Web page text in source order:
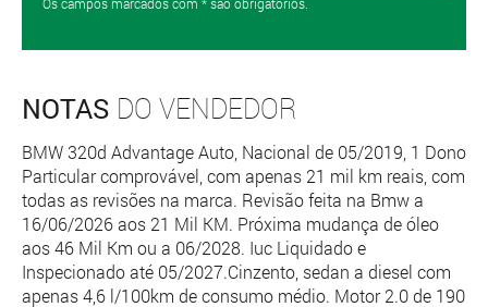
Os campos marcados com * são obrigatórios.
NOTAS DO VENDEDOR
BMW 320d Advantage Auto, Nacional de 05/2019, 1 Dono
Particular comprovável, com apenas 21 mil km reais, com
todas as revisões na marca. Revisão feita na Bmw a
16/06/2026 aos 21 Mil KM. Próxima mudança de óleo
aos 46 Mil Km ou a 06/2028. Iuc Liquidado e
Inspecionado até 05/2027.Cinzento, sedan a diesel com
apenas 4,6 l/100km de consumo médio. Motor 2.0 de 190